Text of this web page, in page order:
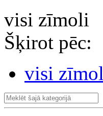
visi zīmoli
Šķirot pēc:
visi